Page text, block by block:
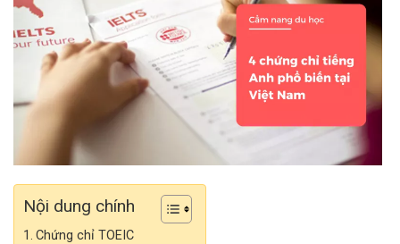
Nội dung chính
Chứng chỉ TOEIC